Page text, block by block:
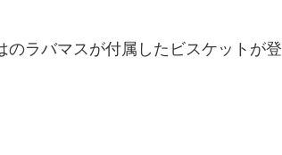
のラバマスが付属したビスケットが登